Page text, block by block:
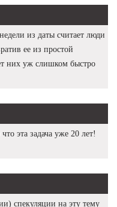
из даты считает люди
ее из простой
них уж слишком быстро
эта задача уже 20 лет!
спекуляции на эту тему